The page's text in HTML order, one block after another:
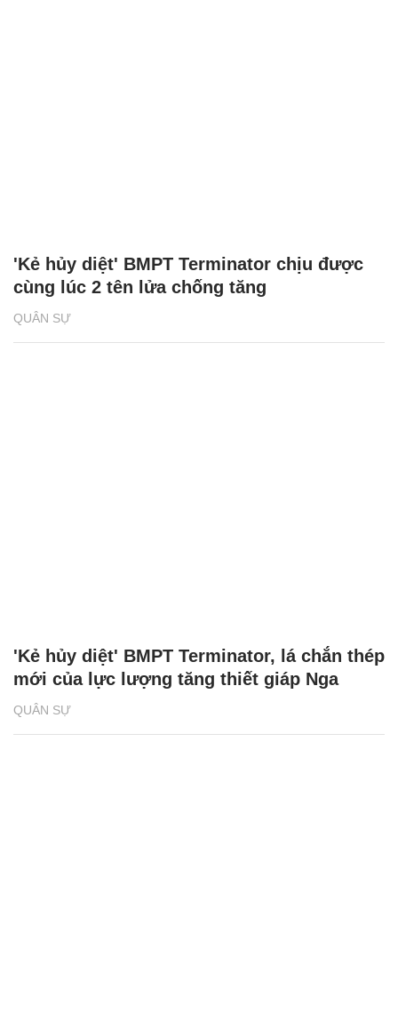
QUÂN SỰ
'Kẻ hủy diệt' BMPT Terminator chịu được
cùng lúc 2 tên lửa chống tăng
QUÂN SỰ
'Kẻ hủy diệt' BMPT Terminator, lá chắn thép
mới của lực lượng tăng thiết giáp Nga